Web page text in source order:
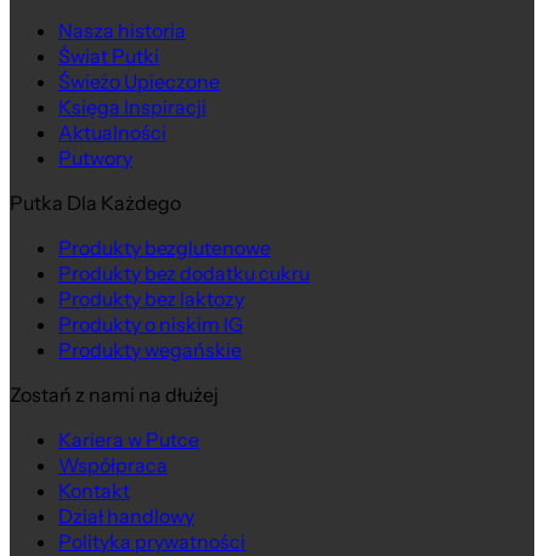
Nasza historia
Świat Putki
Świeżo Upieczone
Księga Inspiracji
Aktualności
Putwory
Putka Dla Każdego
Produkty bezglutenowe
Produkty bez dodatku cukru
Produkty bez laktozy
Produkty o niskim IG
Produkty wegańskie
Zostań z nami na dłużej
Kariera w Putce
Współpraca
Kontakt
Dział handlowy
Polityka prywatności